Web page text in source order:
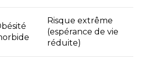
Risque extrême
(espérance de vie
réduite)